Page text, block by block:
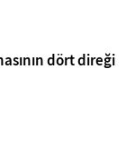
dört direği